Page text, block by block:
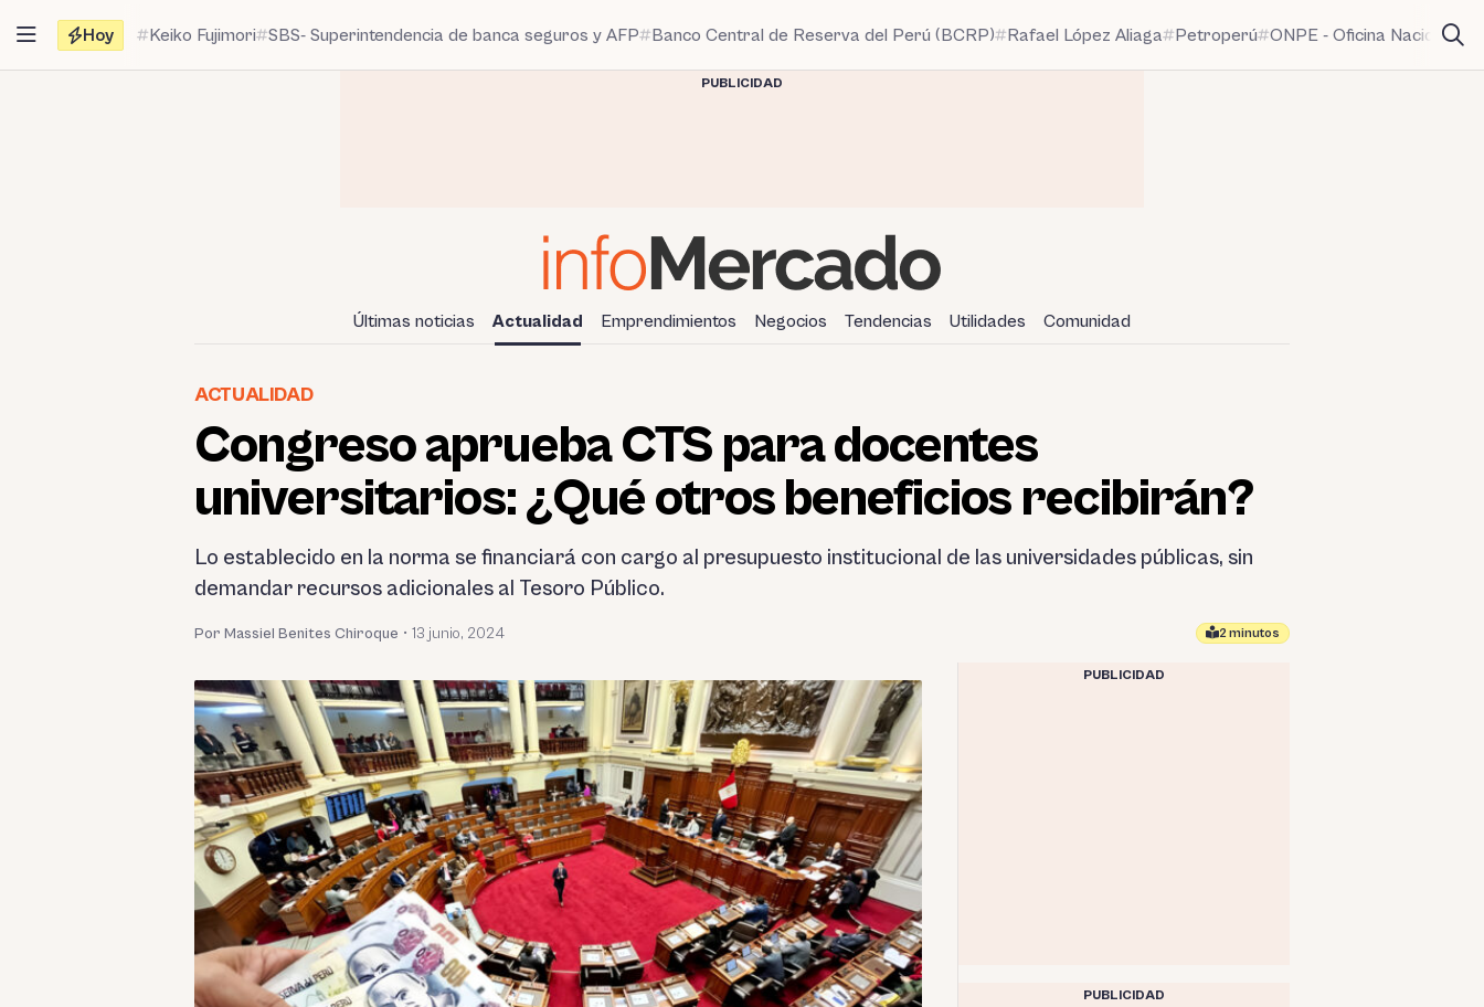
contenido
Hoy Keiko Fujimori SBS- Superintendencia de banca seguros y AFP Banco Central de Reserva del Perú (BCRP) Rafael López Aliaga Petroperú ONPE - Oficina Nacional
PUBLICIDAD
Últimas noticias Actualidad Emprendimientos Negocios Tendencias Utilidades Comunidad
ACTUALIDAD
Congreso aprueba CTS para docentes
universitarios: ¿Qué otros beneficios recibirán?
Lo establecido en la norma se financiará con cargo al presupuesto institucional de las universidades públicas, sin
demandar recursos adicionales al Tesoro Público.
Por Massiel Benites Chiroque • 13 junio, 2024 2 minutos
PUBLICIDAD
PUBLICIDAD